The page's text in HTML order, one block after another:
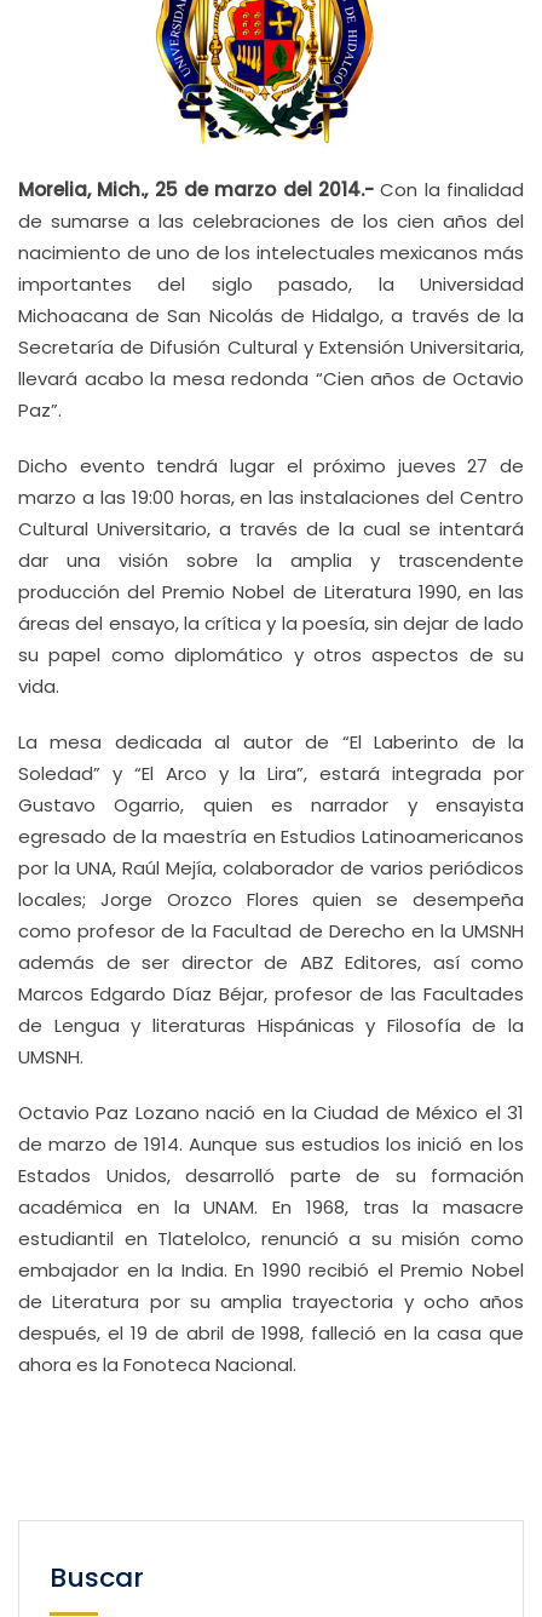
Morelia, Mich., 25 de marzo del 2014.- Con la finalidad
de sumarse a las celebraciones de los cien años del
nacimiento de uno de los intelectuales mexicanos más
importantes del siglo pasado, la Universidad
Michoacana de San Nicolás de Hidalgo, a través de la
Secretaría de Difusión Cultural y Extensión Universitaria,
llevará acabo la mesa redonda “Cien años de Octavio
Paz”.
Dicho evento tendrá lugar el próximo jueves 27 de
marzo a las 19:00 horas, en las instalaciones del Centro
Cultural Universitario, a través de la cual se intentará
dar una visión sobre la amplia y trascendente
producción del Premio Nobel de Literatura 1990, en las
áreas del ensayo, la crítica y la poesía, sin dejar de lado
su papel como diplomático y otros aspectos de su
vida.
La mesa dedicada al autor de “El Laberinto de la
Soledad” y “El Arco y la Lira”, estará integrada por
Gustavo Ogarrio, quien es narrador y ensayista
egresado de la maestría en Estudios Latinoamericanos
por la UNA, Raúl Mejía, colaborador de varios periódicos
locales; Jorge Orozco Flores quien se desempeña
como profesor de la Facultad de Derecho en la UMSNH
además de ser director de ABZ Editores, así como
Marcos Edgardo Díaz Béjar, profesor de las Facultades
de Lengua y literaturas Hispánicas y Filosofía de la
UMSNH.
Octavio Paz Lozano nació en la Ciudad de México el 31
de marzo de 1914. Aunque sus estudios los inició en los
Estados Unidos, desarrolló parte de su formación
académica en la UNAM. En 1968, tras la masacre
estudiantil en Tlatelolco, renunció a su misión como
embajador en la India. En 1990 recibió el Premio Nobel
de Literatura por su amplia trayectoria y ocho años
después, el 19 de abril de 1998, falleció en la casa que
ahora es la Fonoteca Nacional.
Buscar